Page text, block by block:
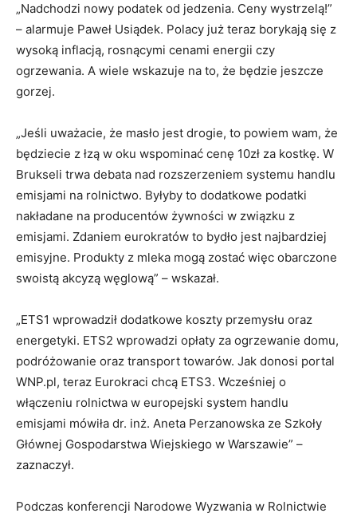
„Nadchodzi nowy podatek od jedzenia. Ceny wystrzelą!”
– alarmuje Paweł Usiądek. Polacy już teraz borykają się z
wysoką inflacją, rosnącymi cenami energii czy
ogrzewania. A wiele wskazuje na to, że będzie jeszcze
gorzej.
„Jeśli uważacie, że masło jest drogie, to powiem wam, że
będziecie z łzą w oku wspominać cenę 10zł za kostkę. W
Brukseli trwa debata nad rozszerzeniem systemu handlu
emisjami na rolnictwo. Byłyby to dodatkowe podatki
nakładane na producentów żywności w związku z
emisjami. Zdaniem eurokratów to bydło jest najbardziej
emisyjne. Produkty z mleka mogą zostać więc obarczone
swoistą akcyzą węglową” – wskazał.
„ETS1 wprowadził dodatkowe koszty przemysłu oraz
energetyki. ETS2 wprowadzi opłaty za ogrzewanie domu,
podróżowanie oraz transport towarów. Jak donosi portal
WNP.pl, teraz Eurokraci chcą ETS3. Wcześniej o
włączeniu rolnictwa w europejski system handlu
emisjami mówiła dr. inż. Aneta Perzanowska ze Szkoły
Głównej Gospodarstwa Wiejskiego w Warszawie” –
zaznaczył.
Podczas konferencji Narodowe Wyzwania w Rolnictwie